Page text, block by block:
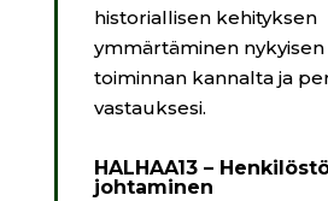
historiallisen kehityksen
ymmärtäminen
toiminnan kannalta ja
vastauksesi.
HALHAA13 –
johtaminen